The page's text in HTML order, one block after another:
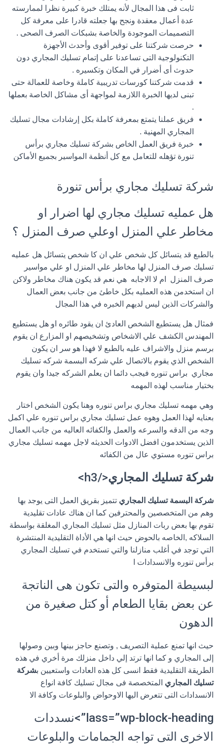
ثابت فى هذا المجال لأنه يمتلك خبرة كبيرة نظرا لممارسته
عدة أعمال معقدة ونجح بها جعلته قادرا على معرفة كل
التصميمات الموجودة والخاصة بشبكات الصرف الصحى .
حرصت شركتنا على توفير أقوى وأحدث الأجهزة
التكنولوجية التى تساعدنا على إتمام تسليك المجاري دون
حدوث أى أضرار في المكان وتكسيره .
قدمت شركتنا كورسات تدريبية كاملة وخاصة للعمالة حتى
تبنى لديها الخبرة اللازمة لمواجهة أى مشاكل الخاصة بعملها
.
فريق عملنا يتمتع بمعرفة كاملة بكل إرشادات مجال تسليك
المجاري المهنية .
خبرة فريق العمل الخاص بشركة تسليك مجاري برأس
تنورة تؤهله للتعامل مع كل أنظمة المواسير بجميع الأماكن
شركة تسليك مجاري برأس تنورة
هل عمليه تسليك مجاري لها اضرار او
مخاطر علي المنزل اوعلي صرف المنزل ؟
بالطبع قد يتسائل كل شخص علي ان كا شخص يتسائل هل عمليه
تسليك صرف المنزل لها مخاطر علي المنزل او علي مواسير
صرف المنزل ام لا الاجابه هي نعم قد يكون هناك مخاطر ولاكن
ان استخدمن هذه العمليه بكل خاطئ من جانب بعض العمال
والشركات الذين ليس لديهم الخبره في هذا المجال
فمثال هل يستطيع الشخص العادئ ان يقود طائره او هل يستطيع
المهندس الكشف علي الاشخاص وتشخيصهم او المزارع ان يقوم
برسم منزل والاشراف عليه بالطبع لا فهذا هو سر ان يكون
الشخص الذي يقوم بالاتصال علي شركه البسمة شركه تسليك
مجاري براس تنوره فيجب دائما ان يعلم الشركه جيدا وان يقوم
بختيار مناسب لهذه المهمه
وهي مهمه تسليك مجاري براس تنوره وهنا يكون الشخص اختار
بعنايه لهذا العمل وهوه عمل تسليك مجاري براس تنوره علي اكمل
وجه من الدقه والسرعه والعمل والكفائه العاليه من جانب العمال
الذين يستخدمون افضل الادوات الحديثه لاجل مهمه تسليك مجاري
براس تنوره مستوي عال من الكفائه
شركة تسليك المجاري</h3>
شركة البسمة تسليك المجاري تتميز بقريق العمل التى يوجد بها
وهم من المتخصصين والمحترفين كما ان هناك عادات تقليدية
تقوم بها بعض ربات المنازل مثل تسليك المجاري المغلقة بواسطة
السلاكه ,الخاصه بالحوض حيث انها هي الأداة التقليدية المنتشرة
التي توجد في أغلب منازلنا والتي تستخدم في تسليك المجاري
برأس تنوره والانسدادات ا
لبسيطة المتوفره والتى تكون هى الناتجة
عن بعض بقايا الطعام أو كتل صغيرة من
الدهون
حيث انها تمنع عملية التصريف , وتصنع حاجز بينها وبين وصولها
إلى المجاري و كما انها ترتد إلي داخل منزلك مرة أخري في هذه
الطريقة التقليدية فقط انسى كل هذه العادات واستعيين بشركة
تسليك المجاري المتخصصة فى مجال تسليك كافة انواع
الانسدادات التى تتعرض اليها الاوحواض والبلوعات وكافة الا
lass=”wp-block-heading”>نسددات
الاخرى التى تواجه الجمامات والبلوعات